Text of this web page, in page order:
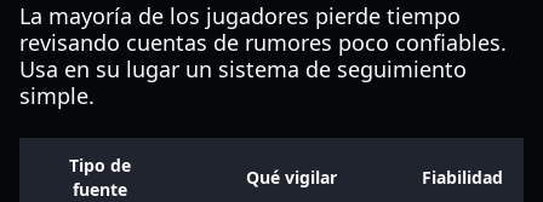
La mayoría de los jugadores pierde tiempo
revisando cuentas de rumores poco confiables.
Usa en su lugar un sistema de seguimiento
simple.
Tipo de
fuente
Qué vigilar Fiabilidad